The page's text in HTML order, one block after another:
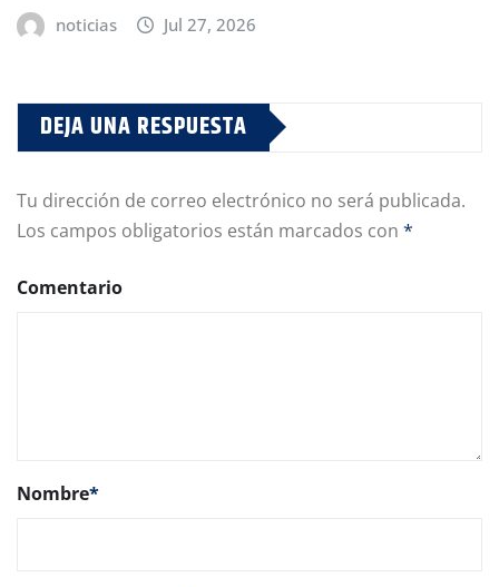
noticias Jul 27, 2026
DEJA UNA RESPUESTA
Tu dirección de correo electrónico no será publicada.
Los campos obligatorios están marcados con *
Comentario
Nombre*